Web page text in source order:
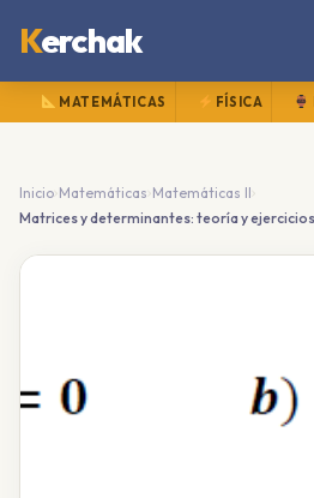
Kerchak
MATEMÁTICAS FÍSICA
Inicio›Matemáticas ›Matemáticas II ›